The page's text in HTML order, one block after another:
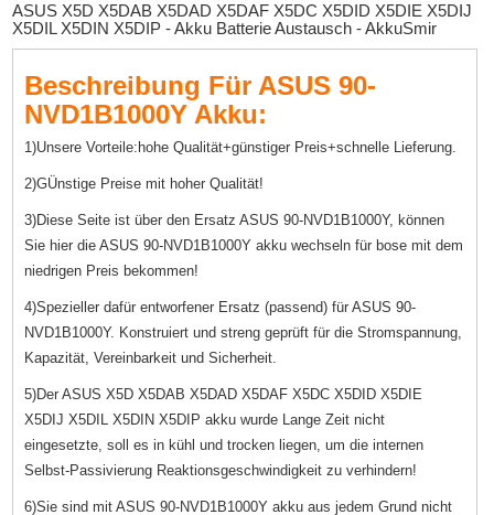
ASUS X5D X5DAB X5DAD X5DAF X5DC X5DID X5DIE X5DIJ
X5DIL X5DIN X5DIP - Akku Batterie Austausch - AkkuSmir
Beschreibung Für ASUS 90-
NVD1B1000Y Akku:
1)Unsere Vorteile:hohe Qualität+günstiger Preis+schnelle Lieferung.
2)GÜnstige Preise mit hoher Qualität!
3)Diese Seite ist über den Ersatz ASUS 90-NVD1B1000Y, können
Sie hier die ASUS 90-NVD1B1000Y akku wechseln für bose mit dem
niedrigen Preis bekommen!
4)Spezieller dafür entworfener Ersatz (passend) für ASUS 90-
NVD1B1000Y. Konstruiert und streng geprüft für die Stromspannung,
Kapazität, Vereinbarkeit und Sicherheit.
5)Der ASUS X5D X5DAB X5DAD X5DAF X5DC X5DID X5DIE
X5DIJ X5DIL X5DIN X5DIP akku wurde Lange Zeit nicht
eingesetzte, soll es in kühl und trocken liegen, um die internen
Selbst-Passivierung Reaktionsgeschwindigkeit zu verhindern!
6)Sie sind mit ASUS 90-NVD1B1000Y akku aus jedem Grund nicht